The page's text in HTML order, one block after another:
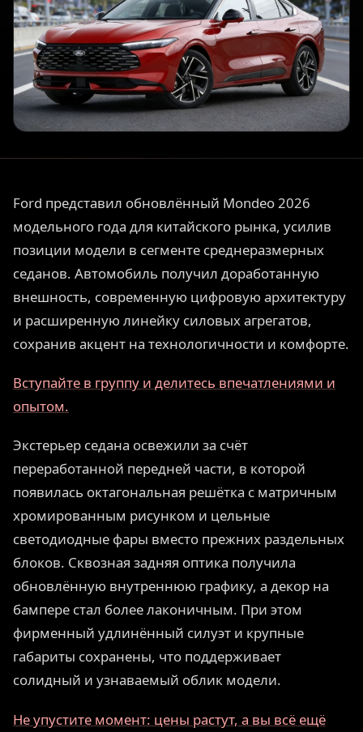
Ford представил обновлённый Mondeo 2026
модельного года для китайского рынка, усилив
позиции модели в сегменте среднеразмерных
седанов. Автомобиль получил доработанную
внешность, современную цифровую архитектуру
и расширенную линейку силовых агрегатов,
сохранив акцент на технологичности и комфорте.
Вступайте в группу и делитесь впечатлениями и
опытом.
Экстерьер седана освежили за счёт
переработанной передней части, в которой
появилась октагональная решётка с матричным
хромированным рисунком и цельные
светодиодные фары вместо прежних раздельных
блоков. Сквозная задняя оптика получила
обновлённую внутреннюю графику, а декор на
бампере стал более лаконичным. При этом
фирменный удлинённый силуэт и крупные
габариты сохранены, что поддерживает
солидный и узнаваемый облик модели.
Не упустите момент: цены растут, а вы всё ещё